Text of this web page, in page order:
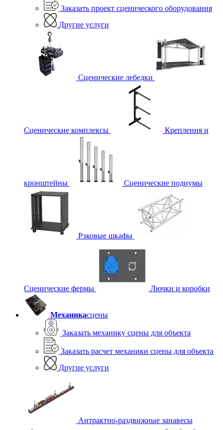
Заказать проект сценического оборудования
Другие услуги
Сценические лебедки
Сценические комплексы Крепления и
кронштейны Сценические подиумы
Рэковые шкафы
Сценические фермы Лючки и коробки
Механикасцены
Заказать механику сцены для объекта
Заказать расчет механики сцены для объекта
Другие услуги
Антрактно-раздвижные занавесы